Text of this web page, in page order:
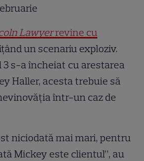
Lawyerrevine cu
un scenariu exploziv.
3 s-a încheiat cu arestarea
Haller, acesta trebuie să
într-un caz de
niciodată mai mari, pentru
Mickey este clientul”, au